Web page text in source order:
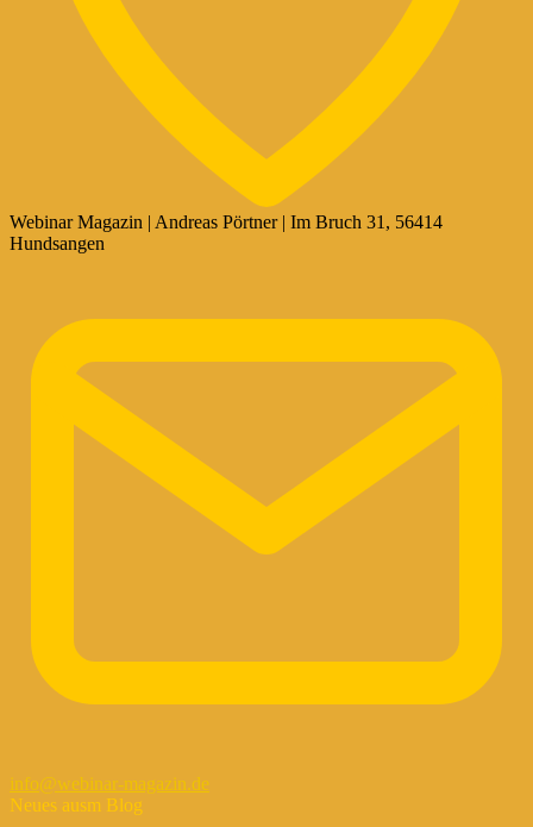
Webinar Magazin | Andreas Pörtner | Im Bruch 31, 56414
Hundsangen
info@webinar-magazin.de
Neues ausm Blog